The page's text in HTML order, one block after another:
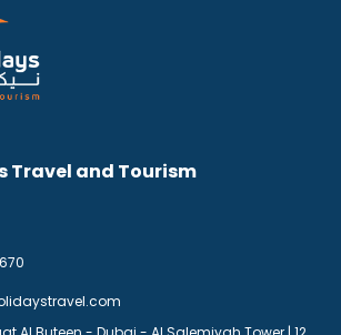
Travel and Tourism